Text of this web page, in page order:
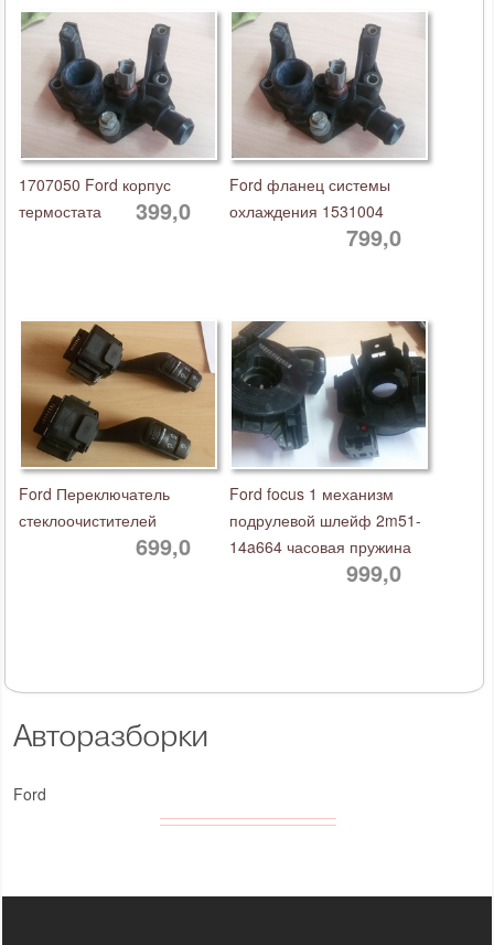
Авторазборки
Ford
1707050 Ford корпус
термостата
399,0
Ford фланец системы
охлаждения 1531004
799,0
Ford Переключатель
стеклоочистителей
699,0
Ford focus 1 механизм
подрулевой шлейф 2m51-
14a664 часовая пружина
999,0